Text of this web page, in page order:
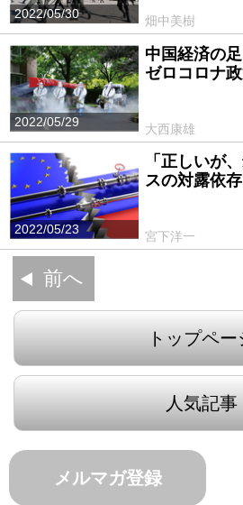
2022/05/30
畑中美樹
2022/05/29
中国経済の
ゼロコロナ
大西康雄
2022/05/23
「正しいが
スの対露依
宮下洋一
前へ
トップペー
人気記事
メルマガ登録